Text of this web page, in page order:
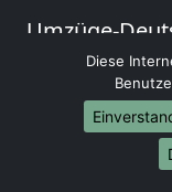
Umzüge-
Umzug von
Umzug von
Umzug von
Umzug von
Umzug von
Diese